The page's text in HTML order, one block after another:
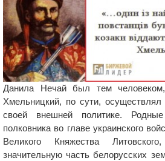
Данила Нечай был тем
Хмельницкий, по сути,
своей внешней политике. Родные
полковника во главе украинского
Великого Княжества
значительную часть белорусских